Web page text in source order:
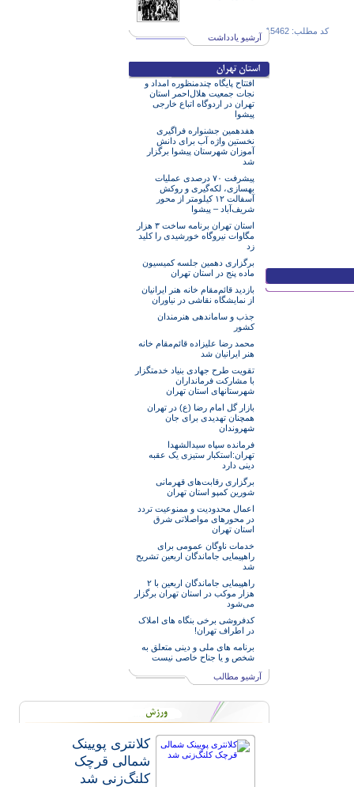
کد مطلب: 15462
آرشیو یادداشت
افتتاح پایگاه چندمنظوره امداد و
نجات جمعیت هلال‌احمر استان
تهران در اردوگاه اتباع خارجی
پیشوا
هفدهمین جشنواره فراگیری
نخستین واژه آب برای دانش
آموزان شهرستان پیشوا برگزار
شد
پیشرفت ۷۰ درصدی عملیات
بهسازی، لکه‌گیری و روکش
آسفالت ۱۲ کیلومتر از محور
شریف‌آباد – پیشوا
استان تهران برنامه ساخت ۳ هزار
مگاوات نیروگاه خورشیدی را کلید
زد
برگزاری دهمین جلسه کمیسیون
ماده پنج در استان تهران
بازدید قائم‌مقام خانه هنر ایرانیان
از نمایشگاه نقاشی در نیاوران
جذب و ساماندهی هنرمندان
کشور
محمد رضا علیزاده قائم‌مقام خانه
هنر ایرانیان شد
تقویت طرح جهادی بنیاد خدمتگزار
با مشارکت فرمانداران
شهرستانهای استان تهران
بازار گل امام رضا (ع) در تهران
همچنان تهدیدی برای جان
شهروندان
فرمانده سپاه سیدالشهدا
تهران:استکبار ستیزی یک عقبه
دینی دارد
برگزاری رقابت‌های قهرمانی
شورین کمپو استان تهران
اعمال محدودیت و ممنوعیت تردد
در محورهای مواصلاتی شرق
استان تهران
خدمات‌ ناوگان عمومی برای
راهپیمایی جاماندگان اربعین تشریح
شد
راهپیمایی جاماندگان اربعین با ۲
هزار موکب در استان تهران برگزار
می‌شود
کدفروشی برخی بنگاه های املاک
در اطراف تهران!
برنامه های ملی و دینی متعلق به
شخص و یا جناح خاصی نیست
آرشیو مطالب
کلانتری پویینک
شمالی قرچک
کلنگ‌زنی شد